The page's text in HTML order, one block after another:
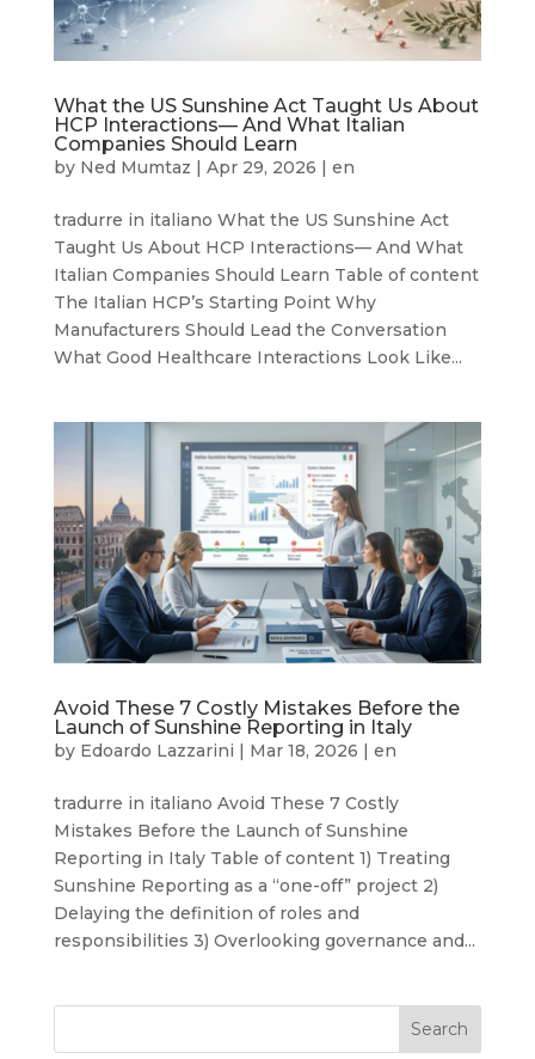
What the US Sunshine Act Taught Us About
HCP Interactions— And What Italian
Companies Should Learn
by Ned Mumtaz | Apr 29, 2026 | en
tradurre in italiano What the US Sunshine Act
Taught Us About HCP Interactions— And What
Italian Companies Should Learn Table of content
The Italian HCP’s Starting Point Why
Manufacturers Should Lead the Conversation
What Good Healthcare Interactions Look Like...
Avoid These 7 Costly Mistakes Before the
Launch of Sunshine Reporting in Italy
by Edoardo Lazzarini | Mar 18, 2026 | en
tradurre in italiano Avoid These 7 Costly
Mistakes Before the Launch of Sunshine
Reporting in Italy Table of content 1) Treating
Sunshine Reporting as a “one-off” project 2)
Delaying the definition of roles and
responsibilities 3) Overlooking governance and...
Search